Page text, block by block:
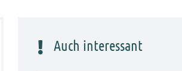
Auch interessant